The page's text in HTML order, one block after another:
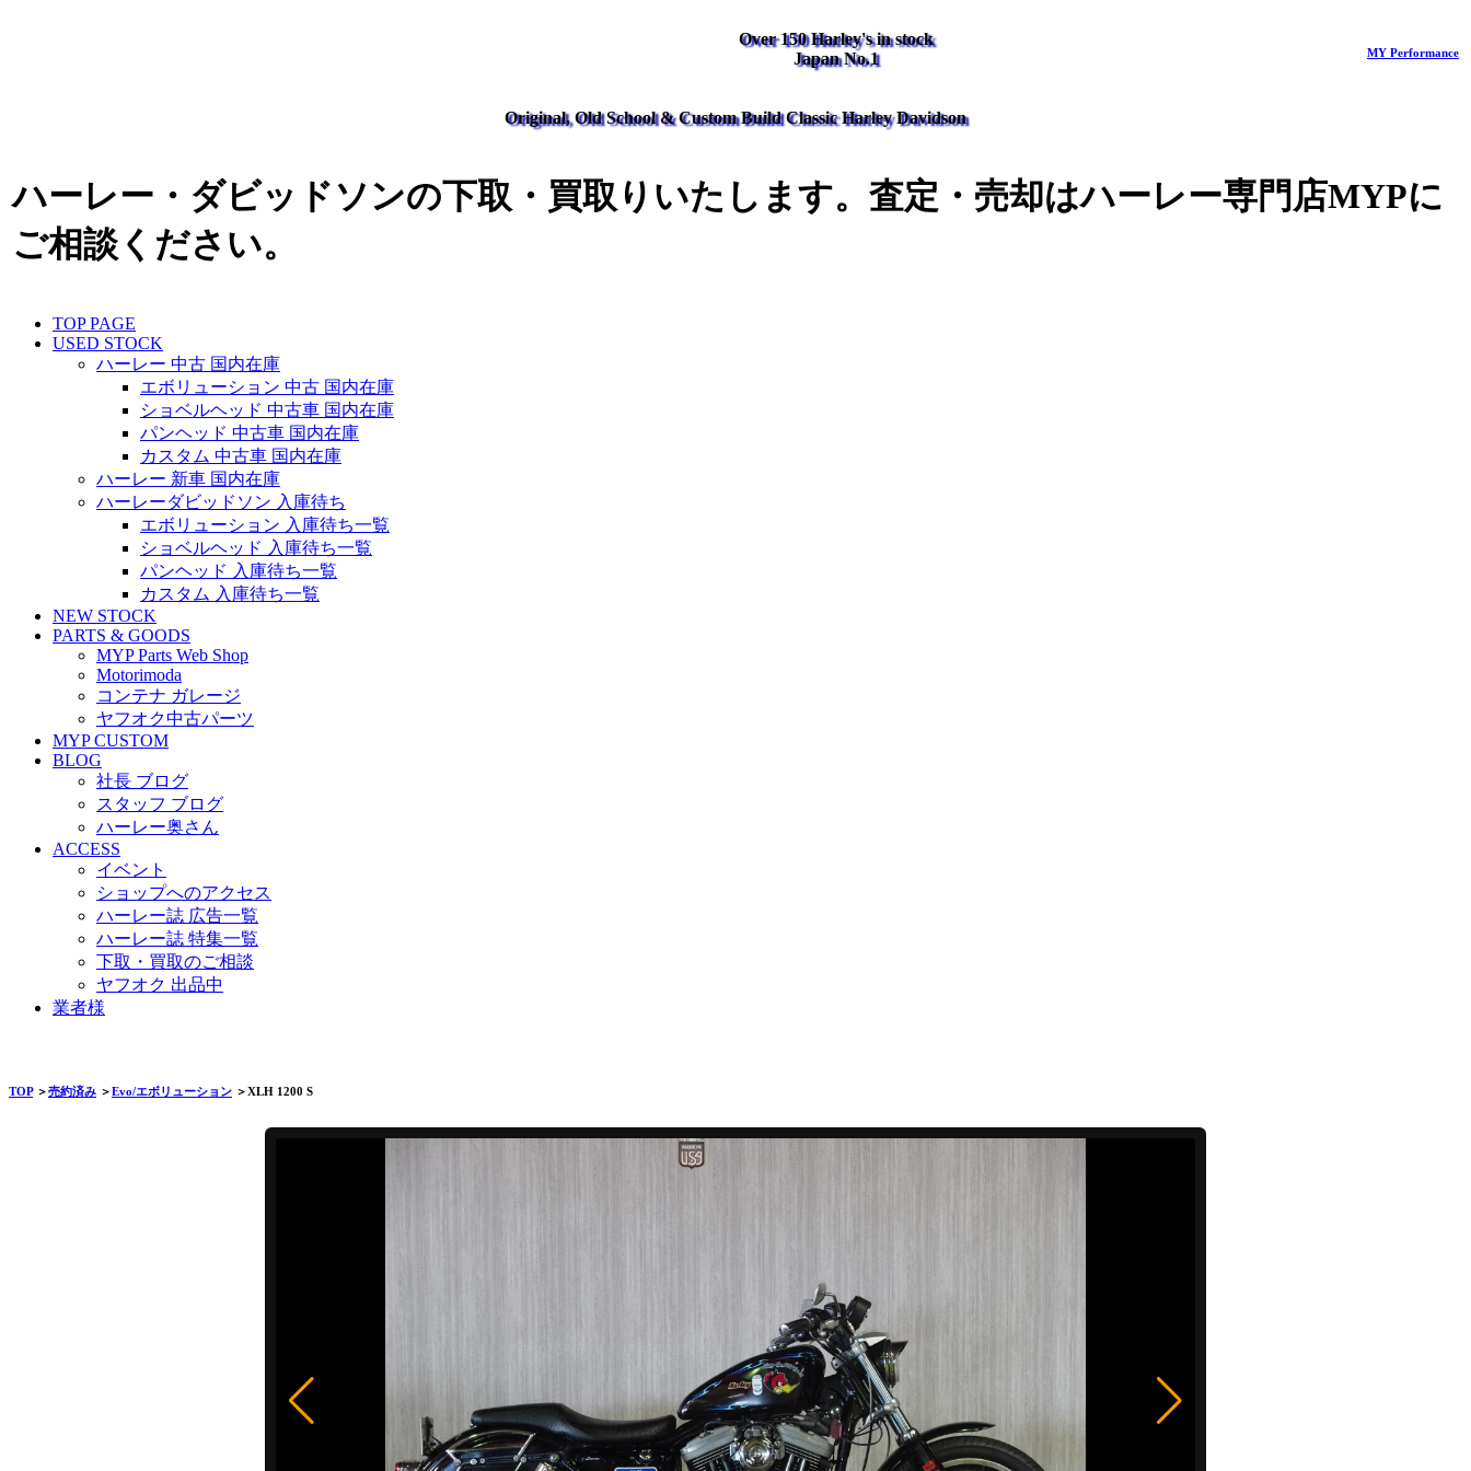
Over 150 Harley's in stock
Japan No.1
MY Performance
Original, Old School & Custom Build Classic Harley Davidson
ハーレー・ダビッドソンの下取・買取りいたします。査定・売却はハーレー専門店MYPに
ご相談ください。
TOP PAGE
USED STOCK
ハーレー 中古 国内在庫
エボリューション 中古 国内在庫
ショベルヘッド 中古車 国内在庫
パンヘッド 中古車 国内在庫
カスタム 中古車 国内在庫
ハーレー 新車 国内在庫
ハーレーダビッドソン 入庫待ち
エボリューション 入庫待ち一覧
ショベルヘッド 入庫待ち一覧
パンヘッド 入庫待ち一覧
カスタム 入庫待ち一覧
NEW STOCK
PARTS & GOODS
MYP Parts Web Shop
Motorimoda
コンテナ ガレージ
ヤフオク中古パーツ
MYP CUSTOM
BLOG
社長 ブログ
スタッフ ブログ
ハーレー奥さん
ACCESS
イベント
ショップへのアクセス
ハーレー誌 広告一覧
ハーレー誌 特集一覧
下取・買取のご相談
ヤフオク 出品中
業者様
TOP＞売約済み ＞Evo/エボリューション ＞XLH 1200 S